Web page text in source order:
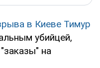
в Киеве Тимур
убийцей,
на